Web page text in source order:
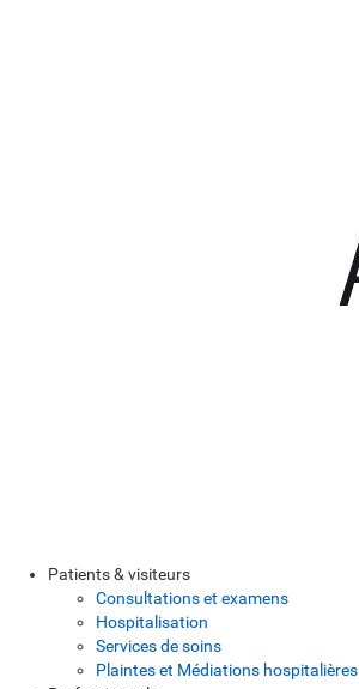
Patients & visiteurs
Consultations et examens
Hospitalisation
Services de soins
Plaintes et Médiations hospitalières